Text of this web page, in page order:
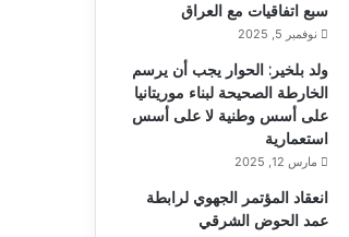
سبع اتفاقيات مع العراق
نوفمبر 5, 2025
ولد بلخير: الحوار يجب أن يرسم
الخارطة الصحيحة لبناء موريتانيا
على أسس وطنية لا على أسس
استعمارية
مارس 12, 2025
انعقاد المؤتمر الجهوي لرابطة
عمد الحوض الشرقي